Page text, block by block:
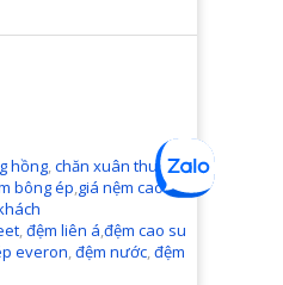
hồng chăn xuân thu sông
bông ép giá nệm cao
đệm liên á đệm cao su
everon đệm nước đệm